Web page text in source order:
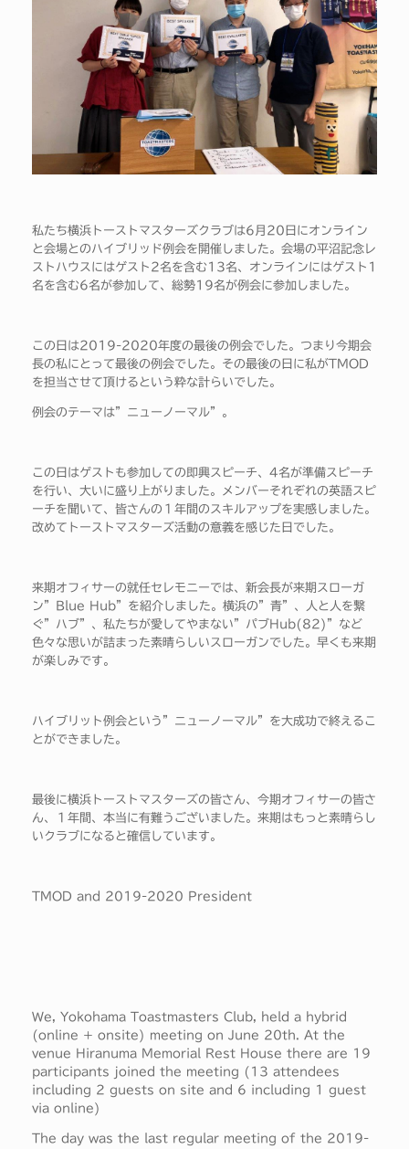
私たち横浜トーストマスターズクラブは6月20日にオンライン
と会場とのハイブリッド例会を開催しました。会場の平沼記念レ
ストハウスにはゲスト2名を含む13名、オンラインにはゲスト1
名を含む6名が参加して、総勢19名が例会に参加しました。
この日は2019-2020年度の最後の例会でした。つまり今期会
長の私にとって最後の例会でした。その最後の日に私がTMOD
を担当させて頂けるという粋な計らいでした。
例会のテーマは”ニューノーマル”。
この日はゲストも参加しての即興スピーチ、4名が準備スピーチ
を行い、大いに盛り上がりました。メンバーそれぞれの英語スピ
ーチを聞いて、皆さんの１年間のスキルアップを実感しました。
改めてトーストマスターズ活動の意義を感じた日でした。
来期オフィサーの就任セレモニーでは、新会長が来期スローガ
ン”Blue Hub”を紹介しました。横浜の”青”、人と人を繋
ぐ”ハブ”、私たちが愛してやまない”パブHub(82)”など
色々な思いが詰まった素晴らしいスローガンでした。早くも来期
が楽しみです。
ハイブリット例会という”ニューノーマル”を大成功で終えるこ
とができました。
最後に横浜トーストマスターズの皆さん、今期オフィサーの皆さ
ん、１年間、本当に有難うございました。来期はもっと素晴らし
いクラブになると確信しています。
TMOD and 2019-2020 President
We, Yokohama Toastmasters Club, held a hybrid
(online + onsite) meeting on June 20th. At the
venue Hiranuma Memorial Rest House there are 19
participants joined the meeting (13 attendees
including 2 guests on site and 6 including 1 guest
via online)
The day was the last regular meeting of the 2019-